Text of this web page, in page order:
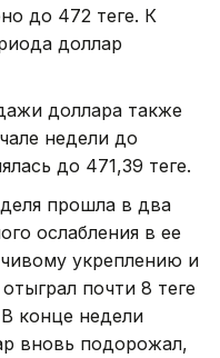
до 472 теңге. К
доллар
доллара также
недели до
до 471,39 теңге.
прошла в два
ослабления в ее
укреплению и
почти 8 теңге
конце недели
вновь подорожал,